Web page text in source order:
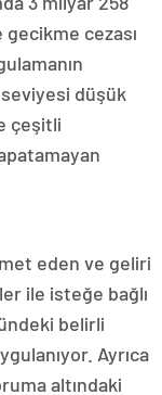
cezası
düşük
çeşitli
eden ve geliri
ile isteğe bağlı
belirli
Ayrıca
altındaki